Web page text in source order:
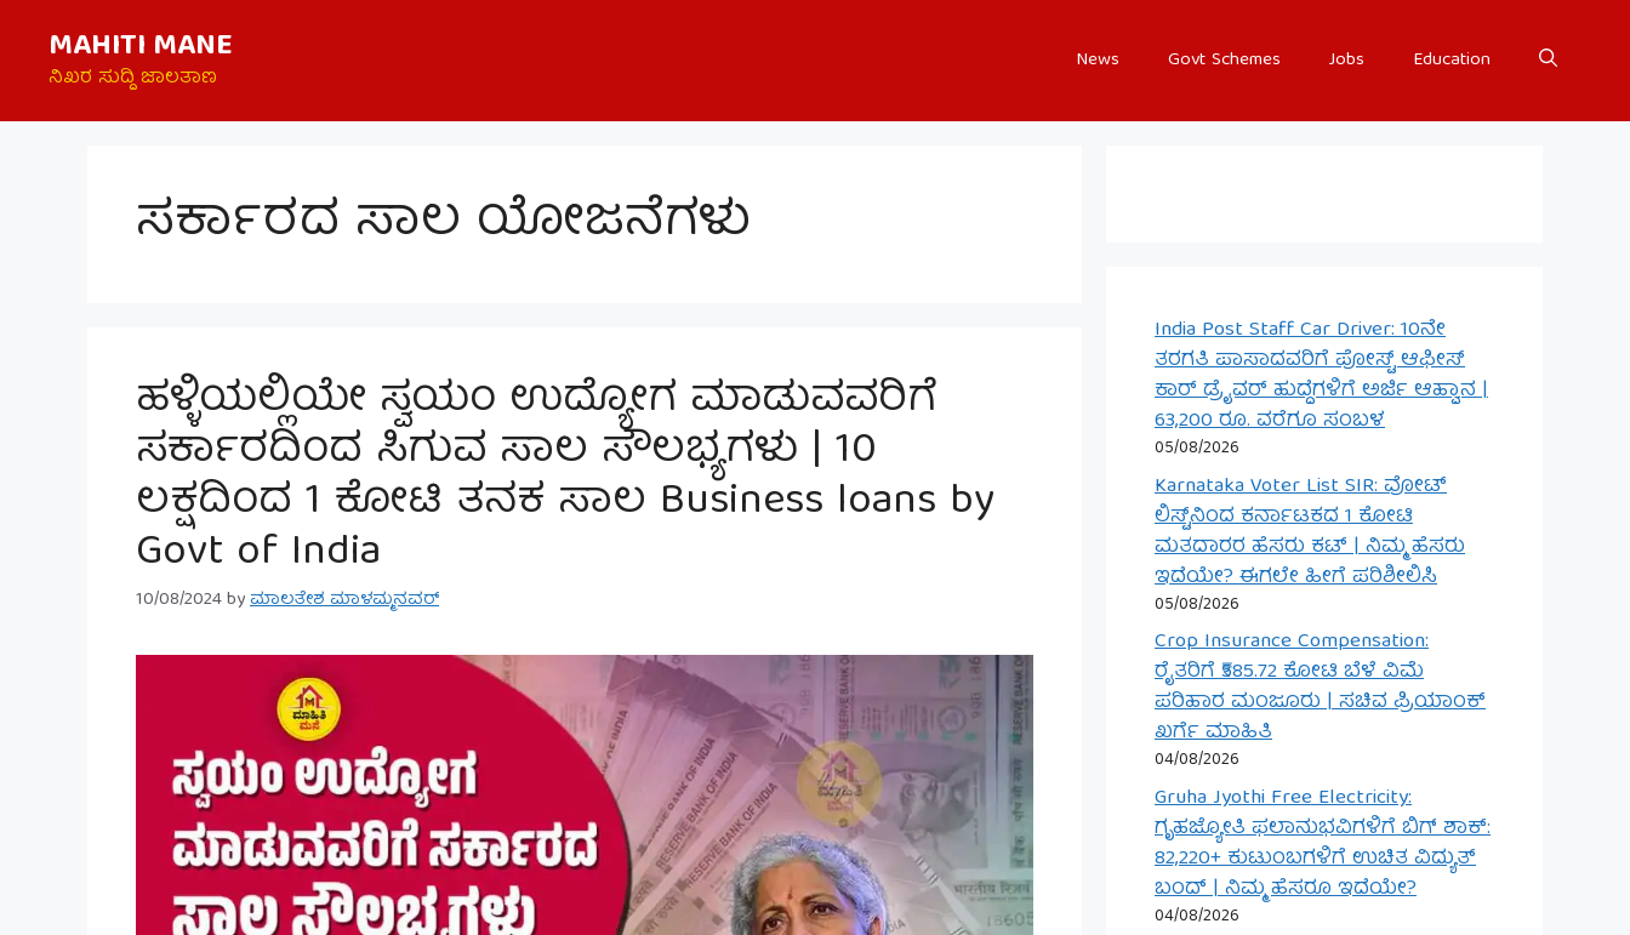
content
MAHITI MANE
ನಿಖರ ಸುದ್ದಿ ಜಾಲತಾಣ
News Govt Schemes Jobs Education
ಸರ್ಕಾರದ ಸಾಲ ಯೋಜನೆಗಳು
ಹಳ್ಳಿಯಲ್ಲಿಯೇ ಸ್ವಯಂ ಉದ್ಯೋಗ ಮಾಡುವವರಿಗೆ
ಸರ್ಕಾರದಿಂದ ಸಿಗುವ ಸಾಲ ಸೌಲಭ್ಯಗಳು | 10
ಲಕ್ಷದಿಂದ 1 ಕೋಟಿ ತನಕ ಸಾಲ Business loans by
Govt of India
10/08/2024byಮಾಲತೇಶ ಮಾಳಮ್ಮನವರ್
India Post Staff Car Driver: 10ನೇ
ತರಗತಿ ಪಾಸಾದವರಿಗೆ ಪೋಸ್ಟ್ ಆಫೀಸ್
ಕಾರ್ ಡ್ರೈವರ್ ಹುದ್ದೆಗಳಿಗೆ ಅರ್ಜಿ ಆಹ್ವಾನ |
63,200 ರೂ. ವರೆಗೂ ಸಂಬಳ
05/08/2026
Karnataka Voter List SIR: ವೋಟ್
ಲಿಸ್ಟ್‌ನಿಂದ ಕರ್ನಾಟಕದ 1 ಕೋಟಿ
ಮತದಾರರ ಹೆಸರು ಕಟ್ | ನಿಮ್ಮ ಹೆಸರು
ಇದೆಯೇ? ಈಗಲೇ ಹೀಗೆ ಪರಿಶೀಲಿಸಿ
05/08/2026
Crop Insurance Compensation:
ರೈತರಿಗೆ ₹585.72 ಕೋಟಿ ಬೆಳೆ ವಿಮೆ
ಪರಿಹಾರ ಮಂಜೂರು | ಸಚಿವ ಪ್ರಿಯಾಂಕ್
ಖರ್ಗೆ ಮಾಹಿತಿ
04/08/2026
Gruha Jyothi Free Electricity:
ಗೃಹಜ್ಯೋತಿ ಫಲಾನುಭವಿಗಳಿಗೆ ಬಿಗ್ ಶಾಕ್:
82,220+ ಕುಟುಂಬಗಳಿಗೆ ಉಚಿತ ವಿದ್ಯುತ್
ಬಂದ್ | ನಿಮ್ಮ ಹೆಸರೂ ಇದೆಯೇ?
04/08/2026